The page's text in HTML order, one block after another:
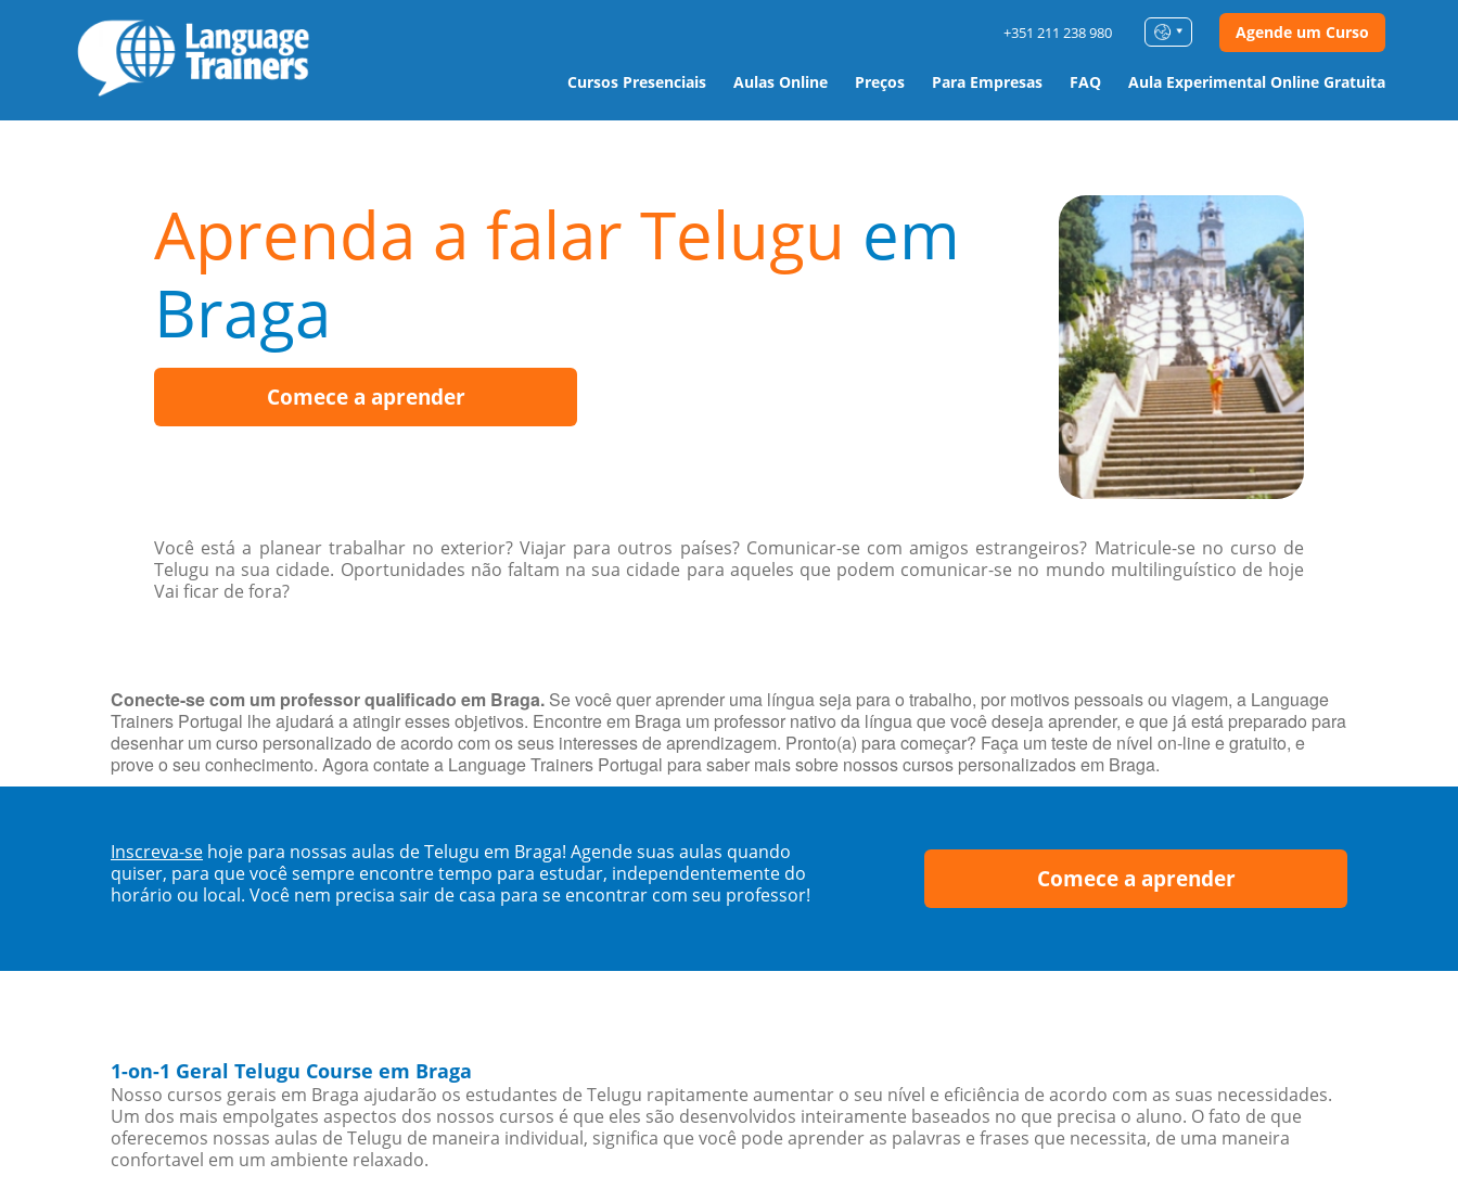
Cursos Presenciais Aulas Online Preços Para Empresas FAQ Aula Experimental Online Gratuita
+351 211 238 980 Agende um Curso
Aprenda a falar Telugu em
Braga
Comece a aprender
Você está a planear trabalhar no exterior? Viajar para outros países? Comunicar-se com amigos estrangeiros? Matricule-se no curso de
Telugu na sua cidade. Oportunidades não faltam na sua cidade para aqueles que podem comunicar-se no mundo multilinguístico de hoje
Vai ficar de fora?
Conecte-se com um professor qualificado em Braga. Se você quer aprender uma língua seja para o trabalho, por motivos pessoais ou viagem, a Language
Trainers Portugal lhe ajudará a atingir esses objetivos. Encontre em Braga um professor nativo da língua que você deseja aprender, e que já está preparado para
desenhar um curso personalizado de acordo com os seus interesses de aprendizagem. Pronto(a) para começar? Faça um teste de nível on-line e gratuito, e
prove o seu conhecimento. Agora contate a Language Trainers Portugal para saber mais sobre nossos cursos personalizados em Braga.
Inscreva-se hoje para nossas aulas de Telugu em Braga! Agende suas aulas quando
quiser, para que você sempre encontre tempo para estudar, independentemente do
horário ou local. Você nem precisa sair de casa para se encontrar com seu professor!
Comece a aprender
1-on-1 Geral Telugu Course em Braga
Nosso cursos gerais em Braga ajudarão os estudantes de Telugu rapitamente aumentar o seu nível e eficiência de acordo com as suas necessidades.
Um dos mais empolgates aspectos dos nossos cursos é que eles são desenvolvidos inteiramente baseados no que precisa o aluno. O fato de que
oferecemos nossas aulas de Telugu de maneira individual, significa que você pode aprender as palavras e frases que necessita, de uma maneira
confortavel em um ambiente relaxado.